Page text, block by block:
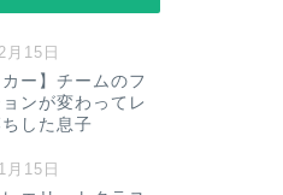
月15日
カー】チームのフ
ンが変わってレ
した息子
月15日